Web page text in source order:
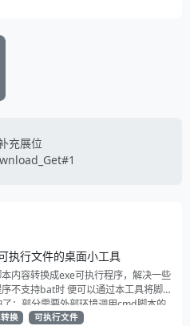
充展位
执行文件的桌面小工具
内容转换成exe可执行程序，解决一些
不支持bat时 便可以通过本工具将脚
；部分需要外部环境调用cmd脚本的
red相关进程）
换 可执行文件